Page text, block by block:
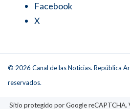
Facebook
X
© 2026 Canal de las Noticias. República
reservados.
Sitio protegido por Google reCAPTCHA.